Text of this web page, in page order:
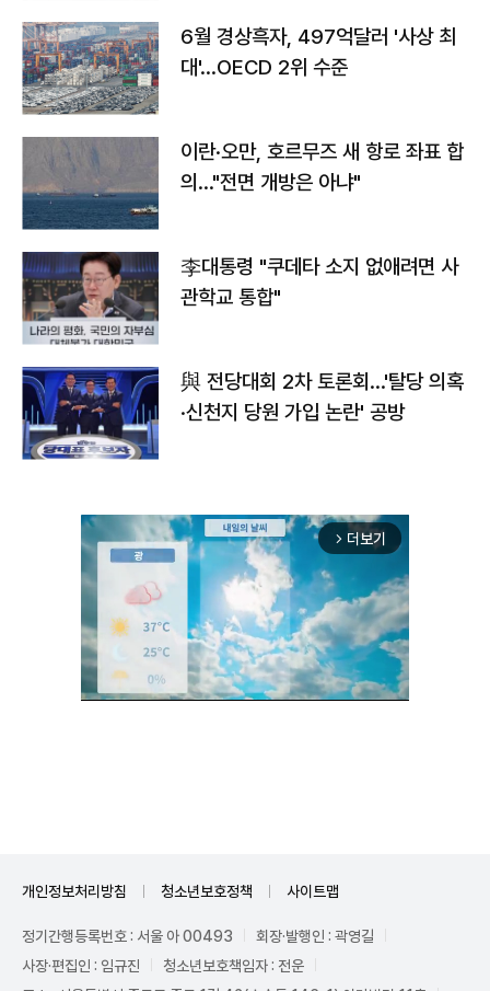
6월 경상흑자, 497억달러 '사상 최
대'…OECD 2위 수준
이란·오만, 호르무즈 새 항로 좌표 합
의…"전면 개방은 아냐"
李대통령 "쿠데타 소지 없애려면 사
관학교 통합"
與 전당대회 2차 토론회…'탈당 의혹
·신천지 당원 가입 논란' 공방
arrow_forward_ios 더보기
개인정보처리방침 청소년보호정책 사이트맵
정기간행등록번호 : 서울 아 00493
회장·발행인 : 곽영길
사장·편집인 : 임규진
청소년보호책임자 : 전운